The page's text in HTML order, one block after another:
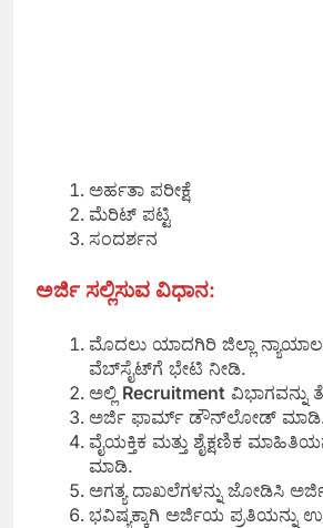
ಅರ್ಹತಾ ಪರೀಕ್ಷೆ
ಮೆರಿಟ್ ಪಟ್ಟಿ
ಸಂದರ್ಶನ
ಅರ್ಜಿ ಸಲ್ಲಿಸುವ ವಿಧಾನ:
ಮೊದಲು ಯಾದಗಿರಿ ಜಿಲ್ಲಾ
ವೆಬ್‌ಸೈಟ್‌ಗೆ ಭೇಟಿ ನೀಡಿ.
ಅಲ್ಲಿ Recruitment ವಿಭಾಗವನ್ನು
ಅರ್ಜಿ ಫಾರ್ಮ್ ಡೌನ್‌ಲೋಡ್
ವೈಯಕ್ತಿಕ ಮತ್ತು ಶೈಕ್ಷಣಿಕ
ಮಾಡಿ.
ಅಗತ್ಯ ದಾಖಲೆಗಳನ್ನು ಜೋಡಿಸಿ
ಭವಿಷ್ಯಕ್ಕಾಗಿ ಅರ್ಜಿಯ ಪ್ರತಿಯನ್ನು